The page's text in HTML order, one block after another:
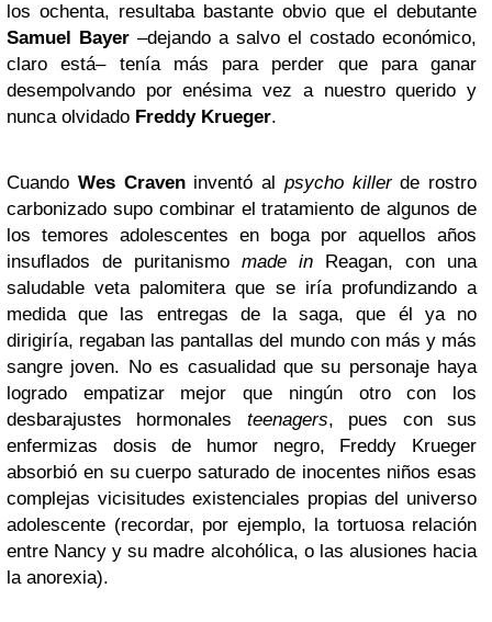
los ochenta, resultaba bastante obvio que el debutante
Samuel Bayer –dejando a salvo el costado económico,
claro está– tenía más para perder que para ganar
desempolvando por enésima vez a nuestro querido y
nunca olvidado Freddy Krueger.
Cuando Wes Craveninventó al psycho killerde rostro
carbonizado supo combinar el tratamiento de algunos de
los temores adolescentes en boga por aquellos años
insuflados de puritanismo made in Reagan, con una
saludable veta palomitera que se iría profundizando a
medida que las entregas de la saga, que él ya no
dirigiría, regaban las pantallas del mundo con más y más
sangre joven. No es casualidad que su personaje haya
logrado empatizar mejor que ningún otro con los
desbarajustes hormonales teenagers, pues con sus
enfermizas dosis de humor negro, Freddy Krueger
absorbió en su cuerpo saturado de inocentes niños esas
complejas vicisitudes existenciales propias del universo
adolescente (recordar, por ejemplo, la tortuosa relación
entre Nancy y su madre alcohólica, o las alusiones hacia
la anorexia).